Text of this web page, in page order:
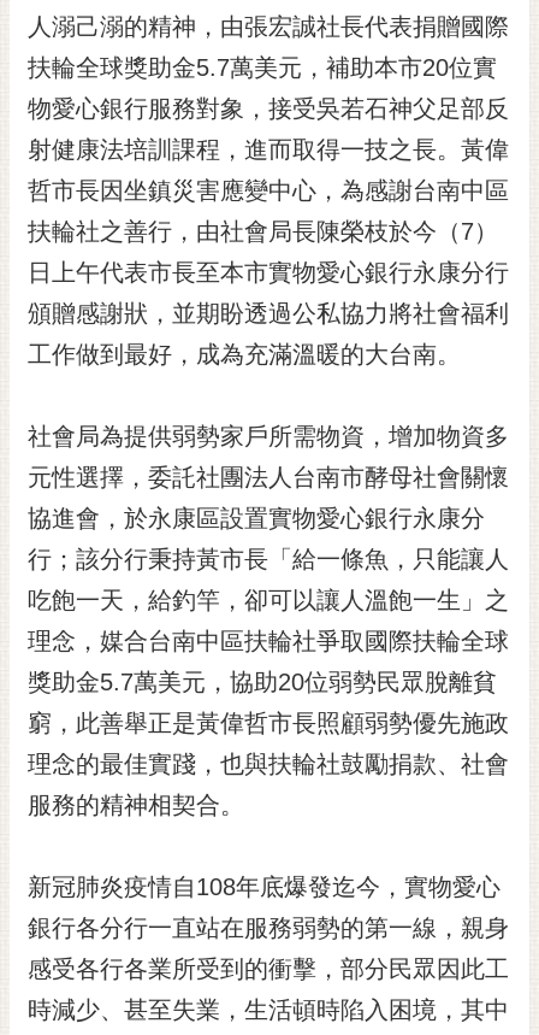
黃
偉
哲
光
花
桐
花
祭
導
覽
訂
閱
RSS
訂
閱
電
子
報
市
民
信
English
日
本
語
人溺己溺的精神，由張宏誠社長代表捐贈國際
扶輪全球獎助金5.7萬美元，補助本市20位實
物愛心銀行服務對象，接受吳若石神父足部反
射健康法培訓課程，進而取得一技之長。黃偉
哲市長因坐鎮災害應變中心，為感謝台南中區
扶輪社之善行，由社會局長陳榮枝於今（7）
日上午代表市長至本市實物愛心銀行永康分行
頒贈感謝狀，並期盼透過公私協力將社會福利
工作做到最好，成為充滿溫暖的大台南。
社會局為提供弱勢家戶所需物資，增加物資多
元性選擇，委託社團法人台南市酵母社會關懷
協進會，於永康區設置實物愛心銀行永康分
行；該分行秉持黃市長「給一條魚，只能讓人
吃飽一天，給釣竿，卻可以讓人溫飽一生」之
理念，媒合台南中區扶輪社爭取國際扶輪全球
獎助金5.7萬美元，協助20位弱勢民眾脫離貧
窮，此善舉正是黃偉哲市長照顧弱勢優先施政
理念的最佳實踐，也與扶輪社鼓勵捐款、社會
服務的精神相契合。
新冠肺炎疫情自108年底爆發迄今，實物愛心
銀行各分行一直站在服務弱勢的第一線，親身
感受各行各業所受到的衝擊，部分民眾因此工
時減少、甚至失業，生活頓時陷入困境，其中